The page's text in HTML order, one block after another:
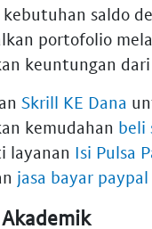
kebutuhan saldo
portofolio
keuntungan dari
Skrill KE Dana
kemudahan beli
layanan Isi Pulsa
jasa bayar